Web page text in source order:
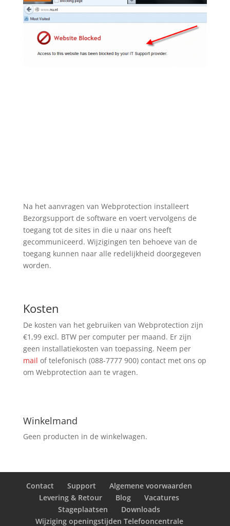
Na het aanvragen van Webprotection installeert
Bezorgsupport de software en voert vervolgens de
toegang tot de sites in die u naar ons heeft
gecommuniceerd. Wijzigingen ten behoeve van de
toegang kunnen naar alle redelijkheid doorgegeven
worden.
Kosten
De kosten van het gebruiken van Webprotection zijn
€1,99 excl. BTW per computer per maand. Er zijn
geen installatiekosten van toepassing. Neem per
mail of telefonisch (088-7777 900) contact met ons op
om Webprotection aan te vragen.
Winkelmand
Geen producten in de winkelwagen.
Contact Support
Algemene voorwaarden
Levering & Retour
Blog
Vacatures
Stageplaatsen
Downloads
Wijziging openingstijden Telefooncentrale